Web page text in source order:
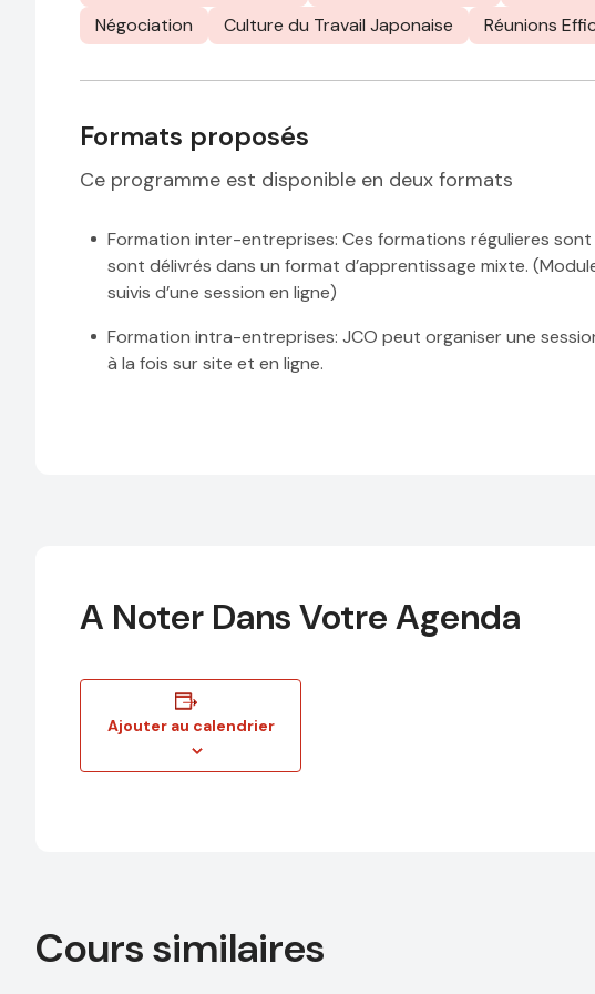
Négociation
Culture du Travail Japonaise Réunions
Formats proposés
Ce programme est disponible en deux formats
Formation inter-entreprises: Ces formations régulieres
sont délivrés dans un format d’apprentissage mixte.
suivis d’une session en ligne)
Formation intra-entreprises: JCO peut organiser une
à la fois sur site et en ligne.
A Noter Dans Votre Agenda
Ajouter au calendrier
Cours similaires